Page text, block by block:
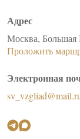
Адрес
Москва,
Проложить
Электронная